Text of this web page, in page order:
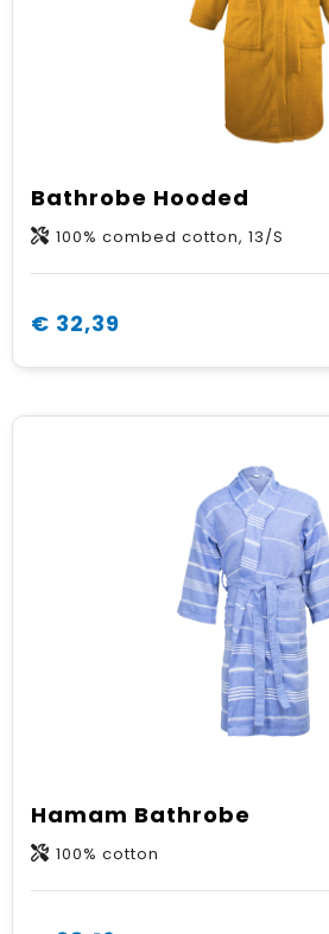
Bathrobe Hooded
100% combed cotton, 13/S
€ 32,39
Hamam Bathrobe
100% cotton